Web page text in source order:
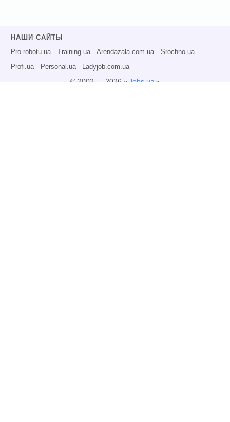
НАШИ САЙТЫ
Pro-robotu.ua Training.ua Arendazala.com.ua Srochno.ua
Profi.ua Personal.ua Ladyjob.com.ua
© 2002 — 2026 « Jobs.ua»